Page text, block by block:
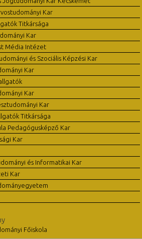
Kar
Titkársága
Kar
Média Intézet
és Szociális Képzési Kar
Kar
Kar
Kar
Titkársága
Pedagógusképző Kar
Kar
és Informatikai Kar
Kar
Főiskola